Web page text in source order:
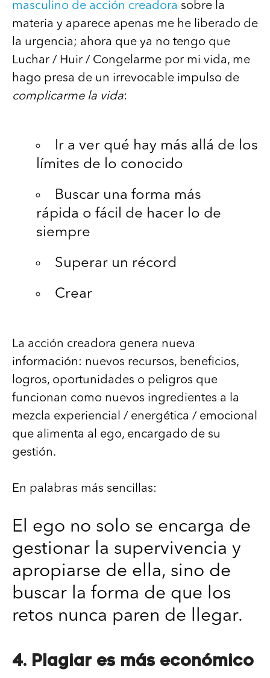
masculino de acción creadora sobre la
materia y aparece apenas me he liberado de
la urgencia; ahora que ya no tengo que
Luchar / Huir / Congelarme por mi vida, me
hago presa de un irrevocable impulso de
complicarme la vida:
Ir a ver qué hay más allá de los
límites de lo conocido
Buscar una forma más
rápida o fácil de hacer lo de
siempre
Superar un récord
Crear
La acción creadora genera nueva
información: nuevos recursos, beneficios,
logros, oportunidades o peligros que
funcionan como nuevos ingredientes a la
mezcla experiencial / energética / emocional
que alimenta al ego, encargado de su
gestión.
En palabras más sencillas:
El ego no solo se encarga de
gestionar la supervivencia y
apropiarse de ella, sino de
buscar la forma de que los
retos nunca paren de llegar.
4. Plagiar es más económico